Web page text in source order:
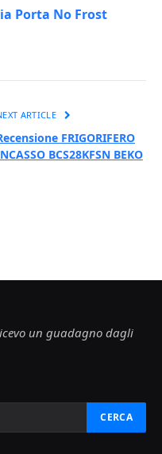
Porta No Frost
ARTICLE
FRIGORIFERO
BCS28KFSN BEKO
un guadagno dagli